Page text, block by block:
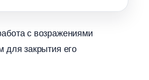
с возражениями
для закрытия его